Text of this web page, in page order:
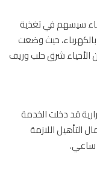
في تغذية
حيث وضعت
شرق حلب وريف
دخلت الخدمة
اللازمة